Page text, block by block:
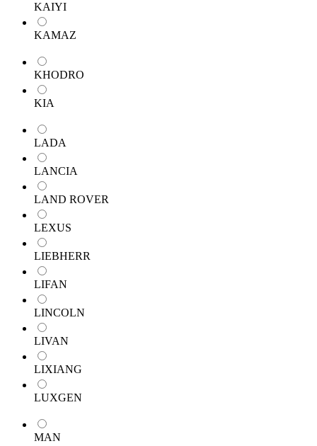
KAIYI
KAMAZ
KHODRO
KIA
LADA
LANCIA
LAND ROVER
LEXUS
LIEBHERR
LIFAN
LINCOLN
LIVAN
LIXIANG
LUXGEN
MAN